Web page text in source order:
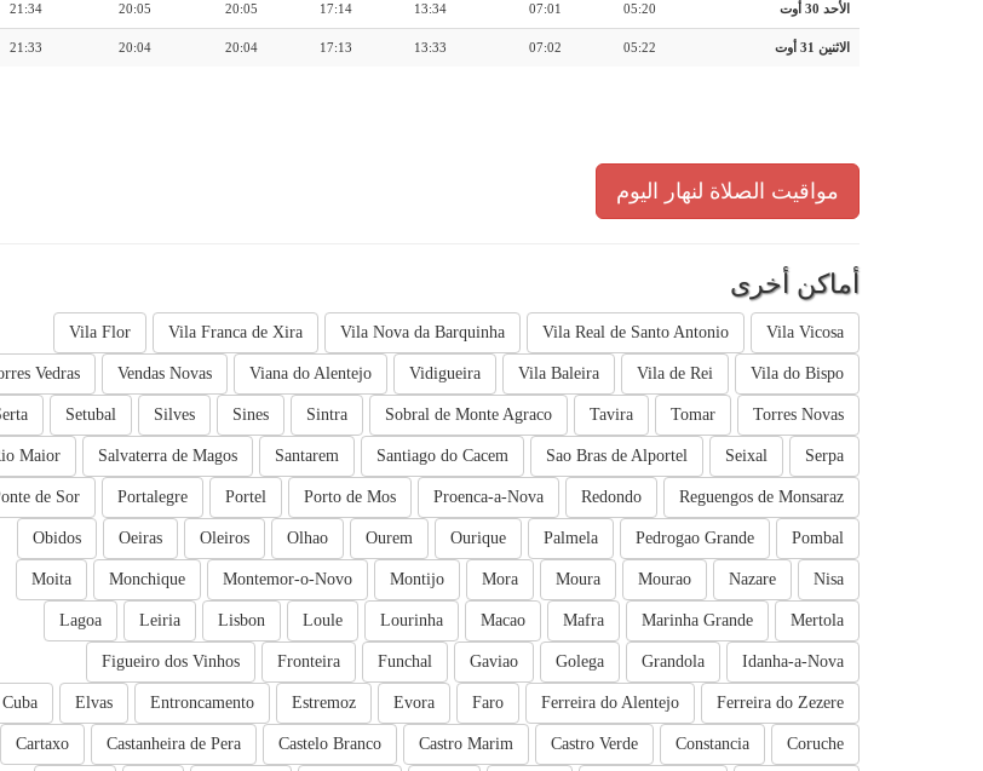
الأحد 30 أوت 05:20
07:01
13:34
17:14
20:05
20:05
21:34
الاثنين 31 أوت 05:22
07:02
13:33
17:13
20:04
20:04
21:33
مواقيت الصلاة لنهار اليوم
أماكن أخرى
Vila Vicosa
Vila Real de Santo Antonio
Vila Nova da Barquinha
Vila Franca de Xira
Vila Flor
Vila do Bispo
Vila de Rei
Vila Baleira
Vidigueira
Viana do Alentejo
Vendas Novas
Vedras
Torres Novas
Tomar
Tavira
Sobral de Monte Agraco
Sintra
Sines
Silves
Setubal
Serpa
Seixal
Sao Bras de Alportel
Santiago do Cacem
Santarem
Salvaterra de Magos
Maior
Reguengos de Monsaraz
Redondo
Proenca-a-Nova
Porto de Mos
Portel
Portalegre
de Sor
Pombal
Pedrogao Grande
Palmela
Ourique
Ourem
Olhao
Oleiros
Oeiras
Obidos
Nisa
Nazare
Mourao
Moura
Mora
Montijo
Montemor-o-Novo
Monchique
Moita
Mertola
Marinha Grande
Mafra
Macao
Lourinha
Loule
Lisbon
Leiria
Lagoa
Idanha-a-Nova
Grandola
Golega
Gaviao
Funchal
Fronteira
Figueiro dos Vinhos
Ferreira do Zezere
Ferreira do Alentejo
Faro
Evora
Estremoz
Entroncamento
Elvas
Cuba
Coruche
Constancia
Castro Verde
Castro Marim
Castelo Branco
Castanheira de Pera
Cartaxo